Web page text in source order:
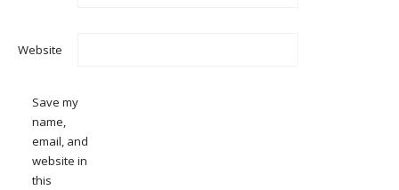
Website
Save my
name,
email, and
website in
this